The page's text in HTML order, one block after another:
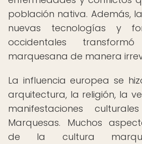
población nativa. Además,
nuevas tecnologías y
occidentales
marquesana de manera
La influencia europea se
arquitectura, la religión, la
manifestaciones
Marquesas. Muchos
de la cultura